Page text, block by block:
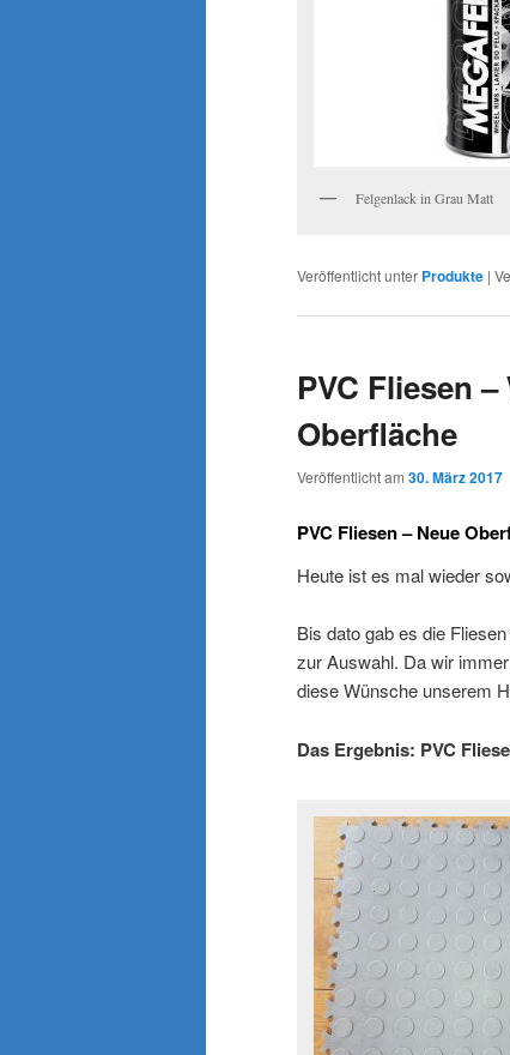
Felgenlack in Grau Matt
Veröffentlicht unter Produkte |
PVC Fliesen
Oberfläche
Veröffentlicht am 30. März 2017
PVC Fliesen – Neue
Heute ist es mal wieder
Bis dato gab es die
zur Auswahl. Da wir
diese Wünsche unserem
Das Ergebnis: PVC